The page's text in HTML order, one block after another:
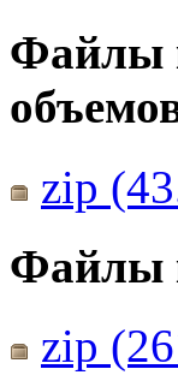
Файлы
zip
Файлы
zip